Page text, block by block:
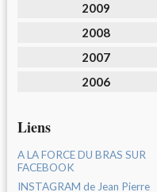
2009
2008
2007
2006
Liens
A LA FORCE DU BRAS SUR
FACEBOOK
INSTAGRAM de Jean Pierre